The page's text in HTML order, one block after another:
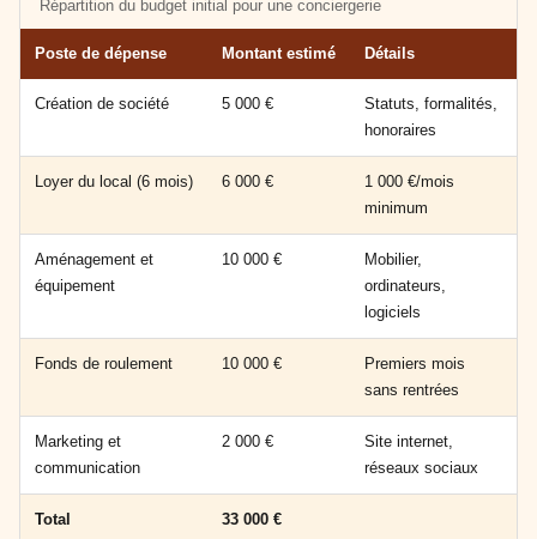
Répartition du budget initial pour une conciergerie
Poste de dépense Montant estimé Détails
Création de société 5 000 €
Statuts, formalités,
honoraires
Loyer du local (6 mois) 6 000 €
1 000 €/mois
minimum
Aménagement et
équipement
10 000 €
Mobilier,
ordinateurs,
logiciels
Fonds de roulement 10 000 €
Premiers mois
sans rentrées
Marketing et
communication
2 000 €
Site internet,
réseaux sociaux
Total 33 000 €